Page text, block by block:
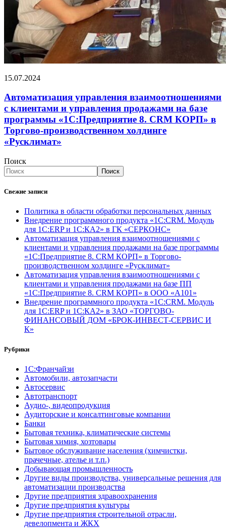
15.07.2024
Автоматизация управления взаимоотношениями
с клиентами и управления продажами на базе
программы «1С:Предприятие 8. CRM КОРП» в
Торгово-производственном холдинге
«Русклимат»
Поиск
Поиск
Свежие записи
Политика в области обработки персональных данных
Внедрение программного продукта «1С:CRM. Модуль
для 1С:ERP и 1С:КА2» в ГК «СЕРКОНС»
Автоматизация управления взаимоотношениями с
клиентами и управления продажами на базе программы
«1С:Предприятие 8. CRM КОРП» в Торгово-
производственном холдинге «Русклимат»
Автоматизация управления взаимоотношениями с
клиентами и управления продажами на базе ПП
«1С:Предприятие 8. CRM КОРП» в ООО «А101»
Внедрение программного продукта «1С:CRM. Модуль
для 1С:ERP и 1С:КА2» в ЗАО «ТОРГОВО-
ФИНАНСОВЫЙ ДОМ «БРОК-ИНВЕСТ-СЕРВИС И
К»
Рубрики
1С:Франчайзи
Автомобили, автозапчасти
Автосервис
Автотранспорт
Аудио-, видеопродукция
Аудиторские и консалтинговые компании
Банки
Бытовая техника, климатические системы
Бытовая химия, хозтовары
Бытовое обслуживание населения (химчистки,
прачечные, ателье и т.п.)
Добывающая промышленность
Другие виды производства, универсальные решения для
автоматизации производства
Другие предприятия здравоохранения
Другие предприятия культуры
Другие предприятия строительной отрасли,
девелопмента и ЖКХ